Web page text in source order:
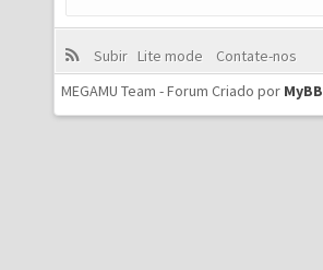
Subir Lite mode
Contate-nos
MEGAMU Team - Forum Criado por MyBB